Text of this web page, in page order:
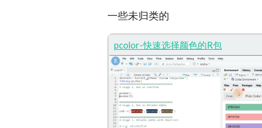
一些未归类的
pcolor-快速选择颜色的R包